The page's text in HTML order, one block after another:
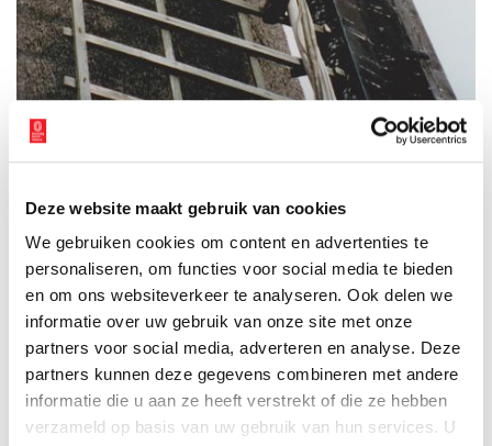
Deze website maakt gebruik van cookies
We gebruiken cookies om content en advertenties te
personaliseren, om functies voor social media te bieden
en om ons websiteverkeer te analyseren. Ook delen we
informatie over uw gebruik van onze site met onze
partners voor social media, adverteren en analyse. Deze
partners kunnen deze gegevens combineren met andere
informatie die u aan ze heeft verstrekt of die ze hebben
verzameld op basis van uw gebruik van hun services. U
Een vrijwillig molenaar in opleiding. Het praktijkgedeelte: een vrijwillig molenaar
in opleiding klimt in de wiek. Foto via Schermer Molens Stichting.
Er zijn op dit moment meer dan vijftienhonderd gediplomeerde
vrijwillige molenaars in Nederland. Allemaal mensen die een
gewone baan hebben of gepensioneerd zijn en in hun vrije tijd
met molens draaien en werken. Zo is Dick Jan Braay sinds 2009